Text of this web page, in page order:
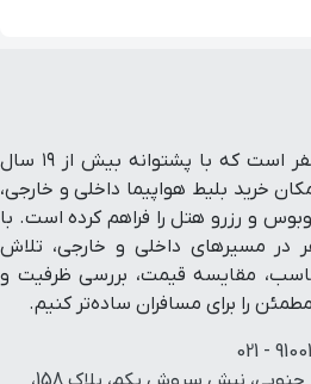
یوتراوز پلتفرم رزرو آنلاین سفر است که با پشتوانه بیش از ۱۹ سال
خرید بلیط هواپیما داخلی و خارجی،
و رزرو هتل را فراهم کرده است. با
مسیرهای داخلی و خارجی، تلاش
مقایسه قیمت، بررسی ظرفیت و
را برای مسافران ساده‌تر کنیم.